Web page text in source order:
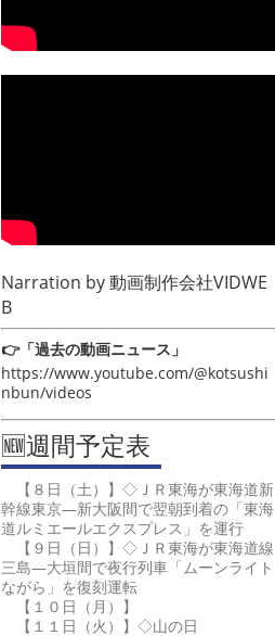
Narration by動画制作会社VIDWE
B
👉「過去の動画ニュース」
https://www.youtube.com/@kotsushi
nbun/videos
🆕週間予定表
【８日（土）】◇ＪＲ東海が東海道新
幹線東京―新大阪間で翌朝到着の「東海
道ルミエールエクスプレス」を運行
【９日（日）】◇ＪＲ東海が東海道線
三島―大垣間で夜行列車「ムーンライト
ながら」を復刻運転
【１０日（月）】
【１１日（火）】◇山の日